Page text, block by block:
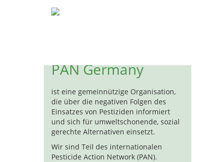
PAN Germany
ist eine gemeinnützige Organisation,
die über die negativen Folgen des
Einsatzes von Pestiziden informiert
und sich für umweltschonende, sozial
gerechte Alternativen einsetzt.
Wir sind Teil des internationalen
Pesticide Action Network (PAN).